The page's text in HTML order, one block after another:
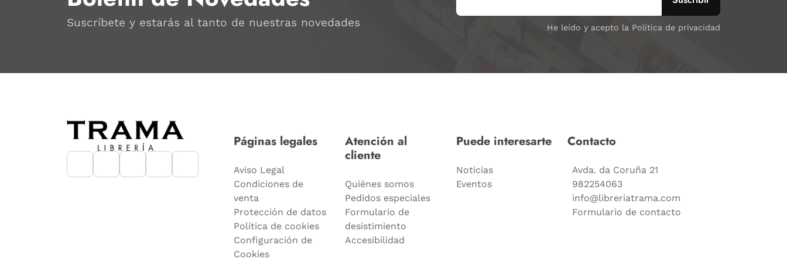
Suscríbete y estarás al tanto de nuestras novedades He leído y acepto la Política de privacidad
Páginas legales
Aviso Legal
Condiciones de
venta
Protección de datos
Política de cookies
Configuración de
Cookies
Atención al
cliente
Quiénes somos
Pedidos especiales
Formulario de
desistimiento
Accesibilidad
Puede interesarte
Noticias
Eventos
Contacto
Avda. da Coruña 21
982254063
info@libreriatrama.com
Formulario de contacto